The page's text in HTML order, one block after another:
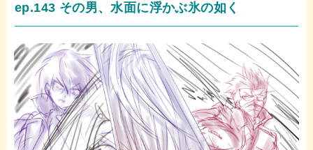
ep.143 その男、水面に浮かぶ氷の如く